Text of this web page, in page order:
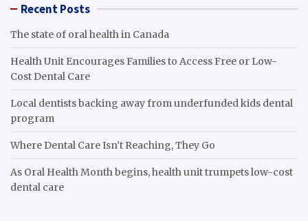
Recent Posts
The state of oral health in Canada
Health Unit Encourages Families to Access Free or Low-
Cost Dental Care
Local dentists backing away from underfunded kids dental
program
Where Dental Care Isn’t Reaching, They Go
As Oral Health Month begins, health unit trumpets low-cost
dental care